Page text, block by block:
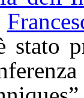
stato